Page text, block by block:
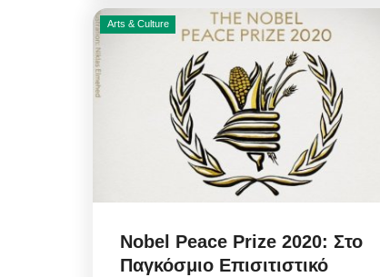
Arts & Culture
Nobel Peace Prize 2020: Στο
Παγκόσμιο Επισιτιστικό